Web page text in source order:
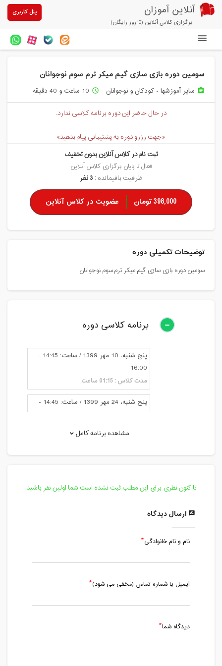
آنلاین آموزان
برگزاری کلاس آنلاین (10روز رایگان)
پنل کاربری
آزمون های آنلاین
خرید سرویس کلاس آنلاین
پیشنهادهای ویژه
تخفیفهای مشارکتی
درباره ما
سومین دوره بازی سازی گیم میکر ترم سوم نوجوانان
assignment سایر آموزشها - کودکان و نوجوانان access_time 10 ساعت و 40 دقیقه
در حال حاضر این دوره برنامه کلاسی ندارد.
«جهت رزرو دوره به پشتیبانی پیام بدهید»
ثبت نام در کلاس آنلاین بدون تخفیف
فعال تا پایان برگزاری کلاس آنلاین
ظرفیت باقیمانده : 3 نفر
398,000 تومان عضویت در کلاس آنلاین
توضیحات تکمیلی دوره
سومین دوره بازی سازی گیم میکر ترم سوم نوجوانان
برنامه کلاسی دوره
پنج شنبه، 10 مهر 1399 / ساعت: 14:45 -
16:00
مدت کلاس : 01:15 ساعت
پنج شنبه، 24 مهر 1399 / ساعت: 14:45 -
مدت کلاس : 01:15 ساعت
مدت کلاس : 01:15 ساعت
مشاهده برنامه کامل
تا کنون نظری برای این مطلب ثبت نشده است.شما اولین نفر باشید.
ارسال دیدگاه
نام و نام خانوادگی
ایمیل یا شماره تماس (مخفی می شود)
دیدگاه شما